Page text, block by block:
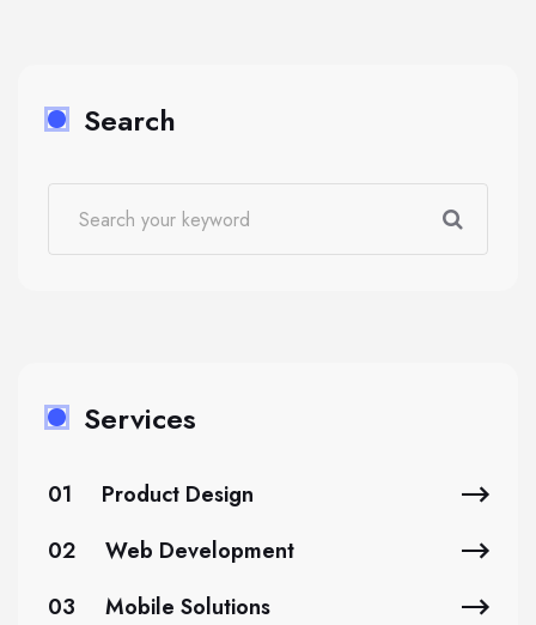
Search
Services
01
Product Design
02
Web Development
03
Mobile Solutions